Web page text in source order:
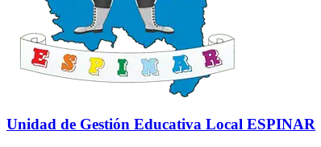
Unidad de Gestión Educativa Local ESPINAR